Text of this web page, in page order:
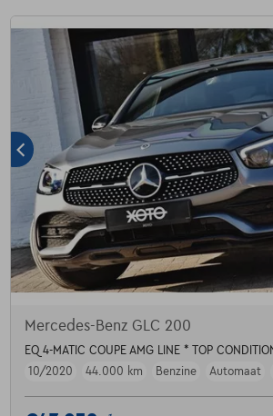
Mercedes-Benz GLC 200
EQ 4-MATIC COUPE AMG LINE * TOP
10/2020
44.000 km Benzine Automaat